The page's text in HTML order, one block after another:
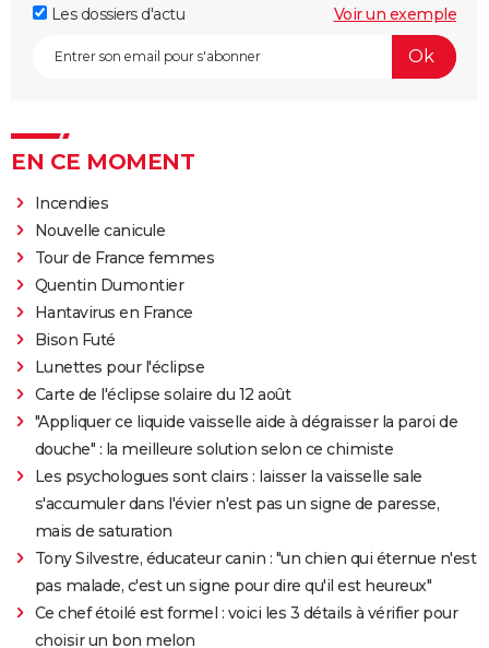
Les dossiers d'actu
Voir un exemple
EN CE MOMENT
Incendies
Nouvelle canicule
Tour de France femmes
Quentin Dumontier
Hantavirus en France
Bison Futé
Lunettes pour l'éclipse
Carte de l'éclipse solaire du 12 août
"Appliquer ce liquide vaisselle aide à dégraisser la paroi de
douche" : la meilleure solution selon ce chimiste
Les psychologues sont clairs : laisser la vaisselle sale
s'accumuler dans l'évier n'est pas un signe de paresse,
mais de saturation
Tony Silvestre, éducateur canin : "un chien qui éternue n'est
pas malade, c'est un signe pour dire qu'il est heureux"
Ce chef étoilé est formel : voici les 3 détails à vérifier pour
choisir un bon melon